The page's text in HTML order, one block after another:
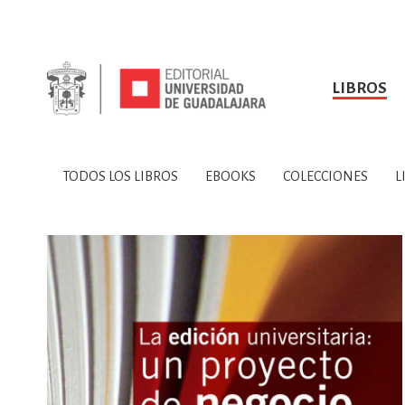
LIBROS
TODOS LOS LIBROS
SOBRE NOSOTROS HISTORIA
CIENCIAS DE LA
CONSULTA,
TODOS LOS LIBROS EBOOKS COLECCIONES